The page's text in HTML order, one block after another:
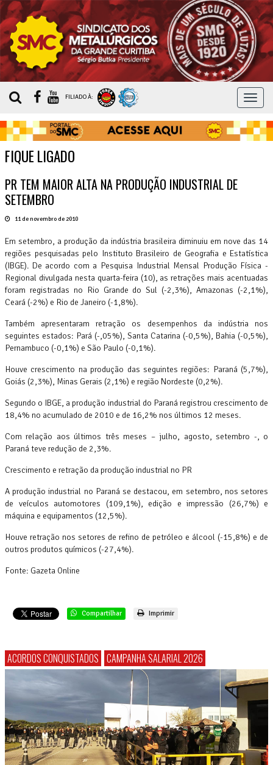
MENU
FILIADO À:
FIQUE LIGADO
PR TEM MAIOR ALTA NA PRODUÇÃO INDUSTRIAL DE
SETEMBRO
11 de novembro de 2010
Em setembro, a produção da indústria brasileira diminuiu em nove das 14
regiões pesquisadas pelo Instituto Brasileiro de Geografia e Estatística
(IBGE). De acordo com a Pesquisa Industrial Mensal Produção Física -
Regional divulgada nesta quarta-feira (10), as retrações mais acentuadas
foram registradas no Rio Grande do Sul (-2,3%), Amazonas (-2,1%),
Ceará (-2%) e Rio de Janeiro (-1,8%).
Também apresentaram retração os desempenhos da indústria nos
seguintes estados: Pará (-,05%), Santa Catarina (-0,5%), Bahia (-0,5%),
Pernambuco (-0,1%) e São Paulo (-0,1%).
Houve crescimento na produção das seguintes regiões: Paraná (5,7%),
Goiás (2,3%), Minas Gerais (2,1%) e região Nordeste (0,2%).
Segundo o IBGE, a produção industrial do Paraná registrou crescimento de
18,4% no acumulado de 2010 e de 16,2% nos últimos 12 meses.
Com relação aos últimos três meses – julho, agosto, setembro -, o
Paraná teve redução de 2,3%.
Crescimento e retração da produção industrial no PR
A produção industrial no Paraná se destacou, em setembro, nos setores
de veículos automotores (109,1%), edição e impressão (26,7%) e
máquina e equipamentos (12,5%).
Houve retração nos setores de refino de petróleo e álcool (-15,8%) e de
outros produtos químicos (-27,4%).
Fonte: Gazeta Online
Compartilhar Imprimir
ACORDOS CONQUISTADOS CAMPANHA SALARIAL 2026